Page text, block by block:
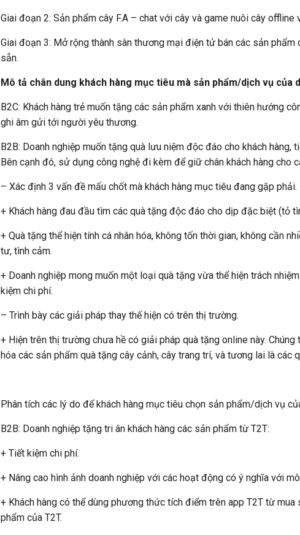
Giai đoạn 2: Sản phẩm cây F.A – chat với cây và game nuôi cây offline
Giai đoạn 3: Mở rộng thành sàn thương mại điện tử bán các sản phẩm
sẵn.
Mô tả chân dung khách hàng mục tiêu mà sản phẩm/dịch vụ của
B2C: Khách hàng trẻ muốn tặng các sản phẩm xanh với thiên hướng
ghi âm gửi tới người yêu thương.
B2B: Doanh nghiệp muốn tặng quà lưu niệm độc đáo cho khách hàng,
Bên cạnh đó, sử dụng công nghệ đi kèm để giữ chân khách hàng cho
– Xác định 3 vấn đề mấu chốt mà khách hàng mục tiêu đang gặp phải.
+ Khách hàng đau đầu tìm các quà tặng độc đáo cho dịp đặc biệt (tỏ
+ Quà tặng thể hiện tính cá nhân hóa, không tốn thời gian, không cần
tư, tình cảm.
+ Doanh nghiệp mong muốn một loại quà tặng vừa thể hiện trách
kiệm chi phí.
– Trình bày các giải pháp thay thế hiện có trên thị trường.
+ Hiện trên thị trường chưa hề có giải pháp quà tặng online này.
hóa các sản phẩm quà tặng cây cảnh, cây trang trí, và tương lai là các
Phân tích các lý do để khách hàng mục tiêu chọn sản phẩm/dịch vụ
B2B: Doanh nghiệp tặng tri ân khách hàng các sản phẩm từ T2T:
+ Tiết kiệm chi phí.
+ Nâng cao hình ảnh doanh nghiệp với các hoạt động có ý nghĩa với
+ Khách hàng có thể dùng phương thức tích điểm trên app T2T từ
phẩm của T2T.